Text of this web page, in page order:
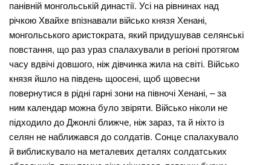
панівній монгольській династії. Усі на рівнинах над
річкою Хвайхе впізнавали військо князя Хенані,
монгольського аристократа, який придушував селянські
повстання, що раз ураз спалахували в регіоні протягом
часу вдвічі довшого, ніж дівчинка жила на світі. Військо
князя йшло на південь щоосені, щоб щовесни
повернутися в рідні гарні зони на півночі Хенані, – за
ним календар можна було звіряти. Військо ніколи не
підходило до Джонлі ближче, ніж зараз, та й ніхто із
селян не наближався до солдатів. Сонце спалахувало
й виблискувало на металевих деталях солдатських